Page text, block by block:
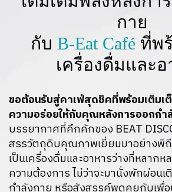
กาย
กับ B-Eat Caféที่พร้
เครื่องดื่มและ
ขอต้อนรับสู่คาเฟ่สุดชิคที่พร้อมเติมเ
ความอร่อยให้กับคุณหลังการออกกำ
บรรยากาศที่คึกคักของ BEAT
สรรวัตถุดิบคุณภาพเยี่ยมมาอย่างพิ
เป็นเครื่องดื่มและอาหารว่างที่หลาก
ความต้องการ ไม่ว่าจะมานั่งพักผ่อน
กำลังกาย หรือสังสรรค์พูดคุยกับเพื่